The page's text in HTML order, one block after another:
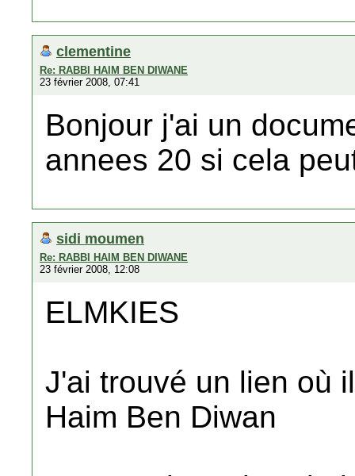
clementine
Re: RABBI HAIM BEN DIWANE
23 février 2008, 07:41
Bonjour j'ai un
annees 20 si cela
sidi moumen
Re: RABBI HAIM BEN DIWANE
23 février 2008, 12:08
ELMKIES
J'ai trouvé un lien où
Haim Ben Diwan